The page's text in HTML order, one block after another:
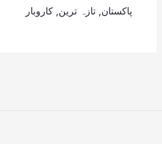
پاکستان تازہ ترین کاروبار